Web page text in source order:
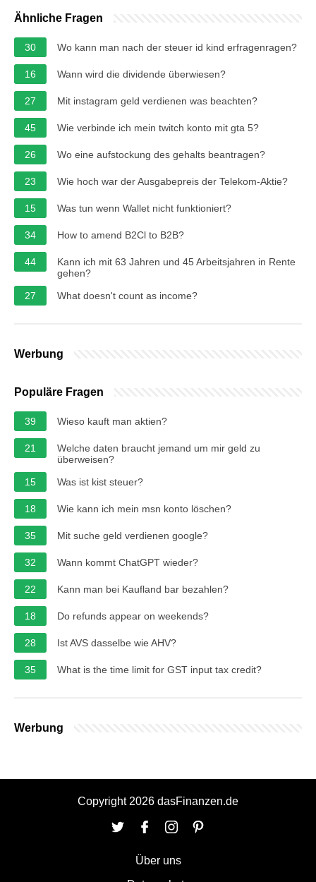
Ähnliche Fragen
30 Wo kann man nach der steuer id kind erfragenragen?
16 Wann wird die dividende überwiesen?
27 Mit instagram geld verdienen was beachten?
45 Wie verbinde ich mein twitch konto mit gta 5?
26 Wo eine aufstockung des gehalts beantragen?
23 Wie hoch war der Ausgabepreis der Telekom-Aktie?
15 Was tun wenn Wallet nicht funktioniert?
34 How to amend B2Cl to B2B?
44
Kann ich mit 63 Jahren und 45 Arbeitsjahren in Rente
gehen?
27
What doesn't count as income?
Werbung
Populäre Fragen
39 Wieso kauft man aktien?
21
Welche daten braucht jemand um mir geld zu
überweisen?
15
Was ist kist steuer?
18 Wie kann ich mein msn konto löschen?
35 Mit suche geld verdienen google?
32 Wann kommt ChatGPT wieder?
22 Kann man bei Kaufland bar bezahlen?
18 Do refunds appear on weekends?
28 Ist AVS dasselbe wie AHV?
35 What is the time limit for GST input tax credit?
Werbung
Copyright 2026 dasFinanzen.de
Über uns